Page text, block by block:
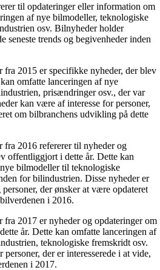
til opdateringer eller information om
af nye bilmodeller, teknologiske
osv. Bilnyheder holder
seneste trends og begivenheder inden
2015 er specifikke nyheder, der blev
omfatte lanceringen af nye
prisændringer osv., der var
kan være af interesse for personer,
om bilbranchens udvikling på dette
2016 refererer til nyheder og
offentliggjort i dette år. Dette kan
bilmodeller til teknologiske
for bilindustrien. Disse nyheder er
der ønsker at være opdateret
i 2016.
2017 er nyheder og opdateringer om
år. Dette kan omfatte lanceringen af
teknologiske fremskridt osv.
der er interesserede i at vide,
i 2017.